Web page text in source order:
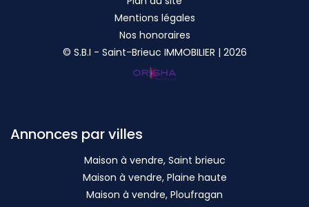
Mentions légales
Nos honoraires
© S.B.I - Saint-Brieuc IMMOBILIER | 2026
Annonces par villes
Maison à vendre, Saint brieuc
Maison à vendre, Plaine haute
Maison à vendre, Ploufragan